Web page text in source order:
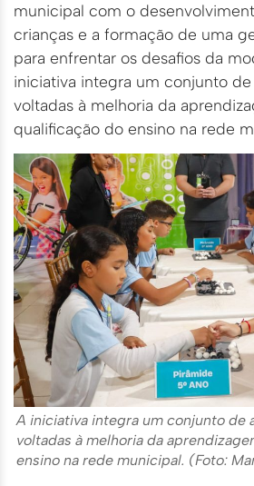
municipal com o
crianças e a formação de uma
para enfrentar os desafios da
iniciativa integra um conjunto
voltadas à melhoria da
qualificação do ensino na rede
A iniciativa integra um conjunto de
voltadas à melhoria da
ensino na rede municipal. (Foto: